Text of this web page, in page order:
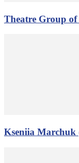
Theatre Group of
Kseniia Marchuk